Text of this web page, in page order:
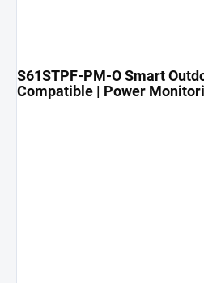
S61STPF-PM-O Smart
Compatible | Power